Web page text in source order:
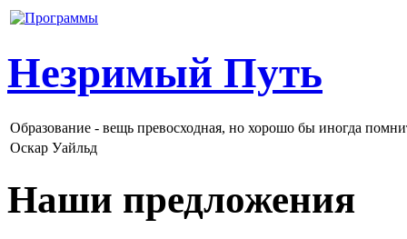
Незримый Путь
Образование - вещь превосходная, но хорошо бы иногда
Оскар Уайльд
Наши предложения